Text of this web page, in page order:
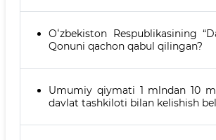
Oʻzbekiston Respublikasining
Qonuni qachon qabul qilingan?
Umumiy qiymati 1 mlndan 10
davlat tashkiloti bilan kelishish